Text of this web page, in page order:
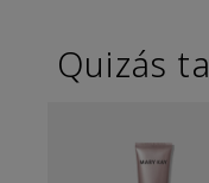
Quizás